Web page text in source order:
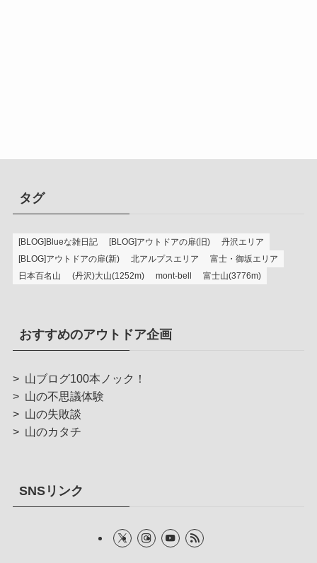
タグ
[BLOG]Blueな雑日記 [BLOG]アウトドアの扉(旧)
丹沢エリア
[BLOG]アウトドアの扉(新)
北アルプスエリア
富士・御坂エリア
日本百名山
(丹沢)大山(1252m) mont-bell 富士山(3776m)
おすすめのアウトドア企画
> 山ブログ100本ノック！
> 山の不思議体験
> 山の失敗談
> 山のカタチ
SNSリンク